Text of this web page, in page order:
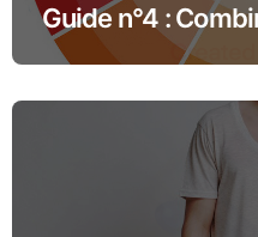
Guide n°4 :